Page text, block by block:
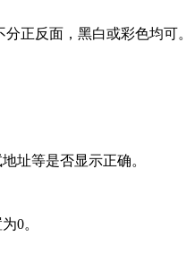
正反面，黑白或彩色均可。
等是否显示正确。
0。